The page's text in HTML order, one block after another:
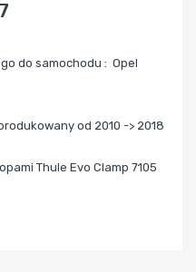
do samochodu : Opel
od 2010 -> 2018
Thule Evo Clamp 7105